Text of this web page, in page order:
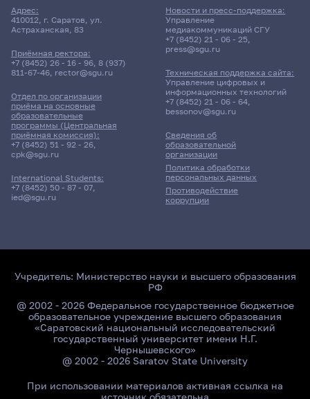
Адрес:
410012, г. Саратов, ул.
Астраханская, 83
Приёмная ректора:
+7 (8452) 26 - 16 - 96, 8 (937)
811-67-46, rector@sgu.ru
Отдел по организации
приёма на основные
образовательные
программы (Центральная
приёмная комиссия):
+7 (8452) 51 - 92 - 26,
cpk@sgu.ru
International Students:
+7 (8452) 50 - 87 - 07,
ied@sgu.ru
Сведения об
образовательной
организации
Политика обработки
персональных данных
Противодействие
коррупции
Новости и пресс-поддержка:
Управление
медиакоммуникаций СГУ
+7 (8452) 21 - 06 - 25,
press@sgu.ru
Техническая поддержка сайта:
Управление цифровых и
информационных технологий
+7 (8452) 21 - 06 - 64,
bessonov@sgu.ru
Учредитель: Министерство науки и высшего образования
РФ
@ 2002 - 2026 Федеральное государственное бюджетное
образовательное учреждение высшего образования
«Саратовский национальный исследовательский
государственный университет имени Н.Г.
Чернышевского»
@ 2002 - 2026 Saratov State University
При использовании материалов активная ссылка на
источник обязательна